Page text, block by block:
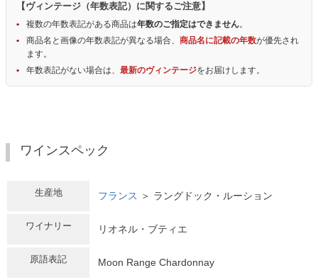
【ヴィンテージ（年数表記）に関するご注意】
複数の年数表記がある商品は年数のご指定はできません。
商品名と画像の年数表記が異なる場合、 商品名に記載の年数が優先され
ます。
年数表記がない場合は、 最新のヴィンテージをお届けします。
ワインスペック
生産地 フランス ＞ ラングドック・ルーション
ワイナリー リオネル・ブティエ
原語表記 Moon Range Chardonnay